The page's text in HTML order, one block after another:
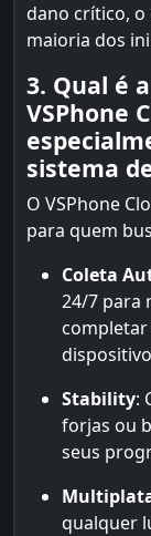
dano crítico,
maioria dos
3. Qual é
VSPhone
sistema
O VSPhone
para quem
Coleta
24/7 para
completar
Stability:
forjas ou
seus
qualquer